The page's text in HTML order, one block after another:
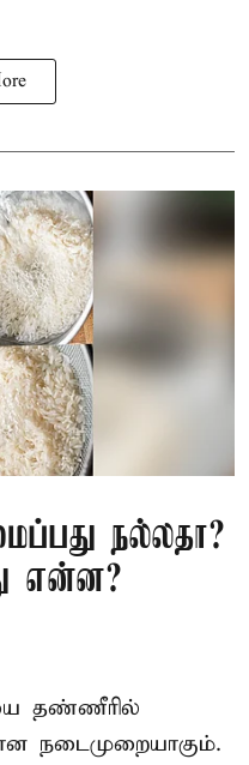
நல்லதா?
என்ன?
தண்ணீரில்
நடைமுறையாகும்.